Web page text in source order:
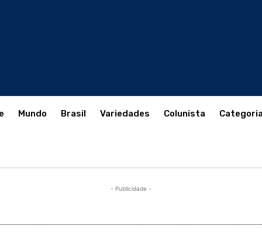
Mundo Brasil Variedades Colunista
- Publicidade -